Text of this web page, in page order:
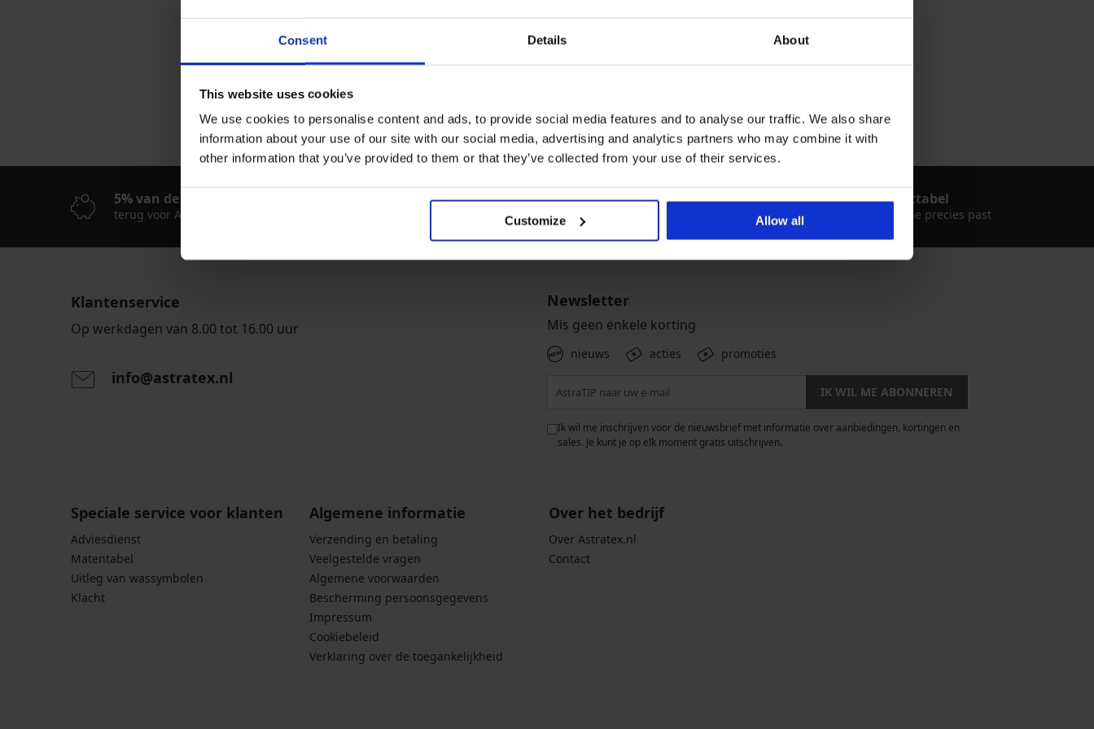
Consent Details About
This website uses cookies
We use cookies to personalise content and ads, to provide social media features and to analyse our traffic. We also share
information about your use of our site with our social media, advertising and analytics partners who may combine it with
other information that you’ve provided to them or that they’ve collected from your use of their services.
Customize Allow all
5% van de aankoop
terug voor Astratex Club-leden
Kopen zonder risico Voordelige verzendkosten Slimme maattabel
Vind de maat die precies past
Klantenservice
Op werkdagen van 8.00 tot 16.00 uur
info@astratex.nl
Newsletter
Mis geen enkele korting
nieuws acties promoties
IK WIL ME ABONNEREN
Ik wil me inschrijven voor de nieuwsbrief met informatie over aanbiedingen, kortingen en
sales. Je kunt je op elk moment gratis uitschrijven.
Speciale service voor klanten
Adviesdienst
Matentabel
Uitleg van wassymbolen
Klacht
Algemene informatie
Verzending en betaling
Veelgestelde vragen
Algemene voorwaarden
Bescherming persoonsgegevens
Impressum
Cookiebeleid
Verklaring over de toegankelijkheid
Over het bedrijf
Over Astratex.nl
Contact